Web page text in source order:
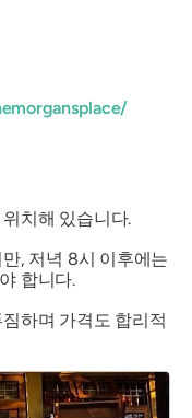
치해 있습니다.
, 저녁 8시 이후에는
합니다.
하며 가격도 합리적